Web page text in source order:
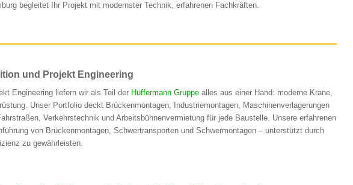
begleitet Ihr Projekt mit modernster Technik, erfahrenen Fachkräften.
und Projekt Engineering
Engineering liefern wir als Teil der Hüffermann Gruppe alles aus einer Hand: moderne Krane,
Unser Portfolio deckt Brückenmontagen, Industriemontagen, Maschinenverlagerungen
Verkehrstechnik und Arbeitsbühnenvermietung für jede Baustelle. Unsere erfahrenen
von Brückenmontagen, Schwertransporten und Schwermontagen – unterstützt durch
zu gewährleisten.